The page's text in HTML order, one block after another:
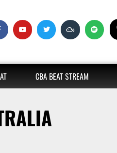
CBA BEAT STREAM